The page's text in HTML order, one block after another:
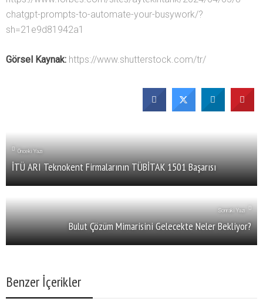
chatgpt-prompts-to-automate-your-busywork/?
sh=21e9d81942a1
Görsel Kaynak: https://www.shutterstock.com/tr/
Önceki Yazı
İTÜ ARI Teknokent Firmalarının TÜBİTAK 1501 Başarısı
Sonraki Yazı
Bulut Çözüm Mimarisini Gelecekte Neler Bekliyor?
Benzer İçerikler